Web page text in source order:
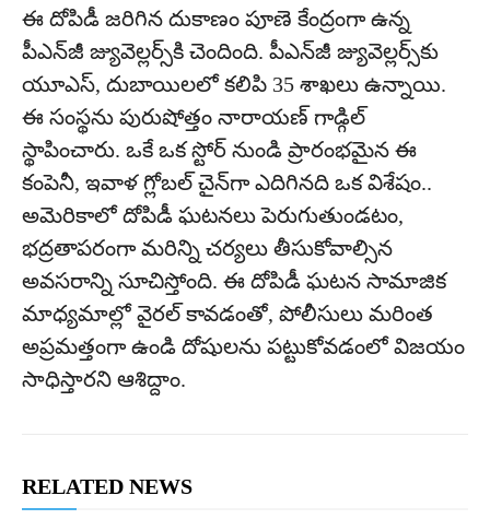
ఈ దోపిడీ జరిగిన దుకాణం పూణె కేంద్రంగా ఉన్న
పీఎన్‌జీ జ్యువెల్లర్స్‌కి చెందింది. పీఎన్‌జీ జ్యువెల్లర్స్‌కు
యూఎస్, దుబాయిలలో కలిపి 35 శాఖలు ఉన్నాయి.
ఈ సంస్థ‌ను పురుషోత్తం నారాయ‌ణ్ గాడ్గిల్
స్థాపించారు. ఒకే ఒక స్టోర్ నుండి ప్రారంభమైన ఈ
కంపెనీ, ఇవాళ గ్లోబ‌ల్ చైన్‌గా ఎదిగినది ఒక విశేషం..
అమెరికాలో దోపిడీ ఘటనలు పెరుగుతుండటం,
భద్రతాపరంగా మరిన్ని చర్యలు తీసుకోవాల్సిన
అవసరాన్ని సూచిస్తోంది. ఈ దోపిడీ ఘటన సామాజిక
మాధ్యమాల్లో వైరల్ కావడంతో, పోలీసులు మరింత
అప్రమత్తంగా ఉండి దోషులను పట్టుకోవడంలో విజయం
సాధిస్తారని ఆశిద్దాం.
RELATED NEWS